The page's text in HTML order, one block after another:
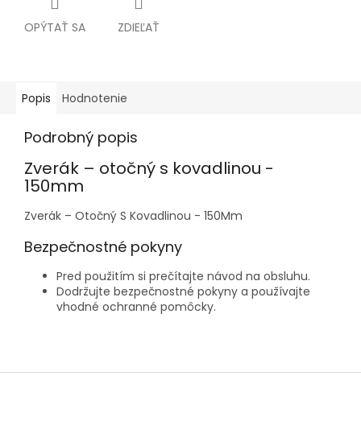
OPÝTAŤ SA ZDIEĽAŤ
Popis Hodnotenie
Podrobný popis
Zverák – otočný s kovadlinou -
150mm
Zverák – Otočný S Kovadlinou - 150Mm
Bezpečnostné pokyny
Pred použitím si prečítajte návod na obsluhu.
Dodržujte bezpečnostné pokyny a používajte
vhodné ochranné pomôcky.